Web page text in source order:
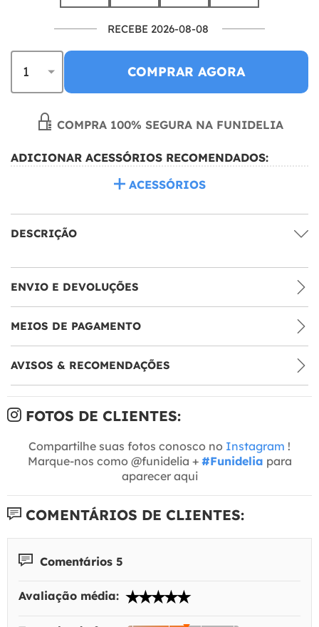
RECEBE 2026-08-08
COMPRAR AGORA
COMPRA 100% SEGURA NA FUNIDELIA
ADICIONAR ACESSÓRIOS RECOMENDADOS:
ACESSÓRIOS
DESCRIÇÃO
ENVIO E DEVOLUÇÕES
MEIOS DE PAGAMENTO
AVISOS & RECOMENDAÇÕES
FOTOS DE CLIENTES:
Compartilhe suas fotos conosco no Instagram !
Marque-nos como @funidelia + #Funidelia para
aparecer aqui
COMENTÁRIOS DE CLIENTES:
Comentários 5
Avaliação média: